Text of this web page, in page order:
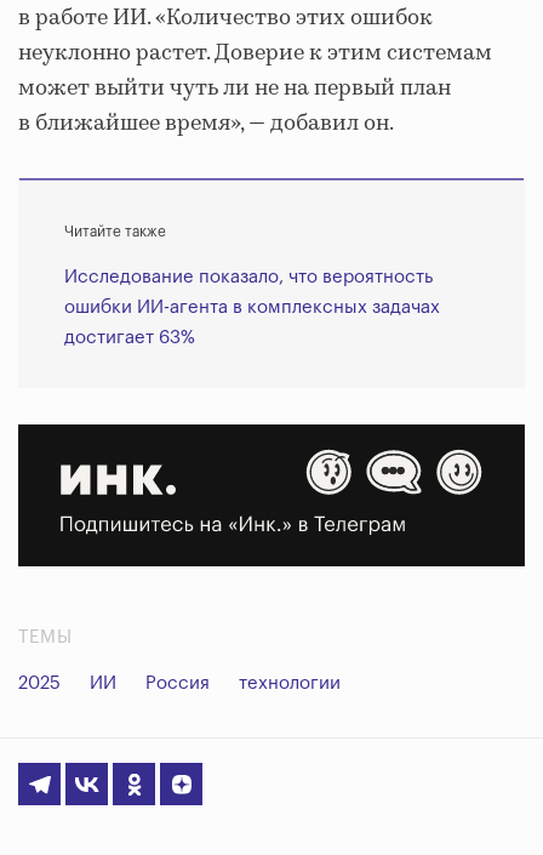
в работе ИИ. «Количество этих ошибок
неуклонно растет. Доверие к этим системам
может выйти чуть ли не на первый план
в ближайшее время», — добавил он.
Читайте также
Исследование показало, что вероятность
ошибки ИИ-агента в комплексных задачах
достигает 63%
ТЕМЫ
2025 ИИ Россия технологии